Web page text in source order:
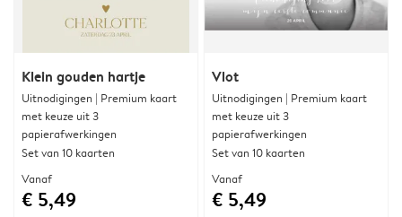
Klein gouden hartje
Uitnodigingen | Premium kaart
met keuze uit 3
papierafwerkingen
Set van 10 kaarten
Vanaf
€ 5,49
Vlot
Uitnodigingen | Premium kaart
met keuze uit 3
papierafwerkingen
Set van 10 kaarten
Vanaf
€ 5,49